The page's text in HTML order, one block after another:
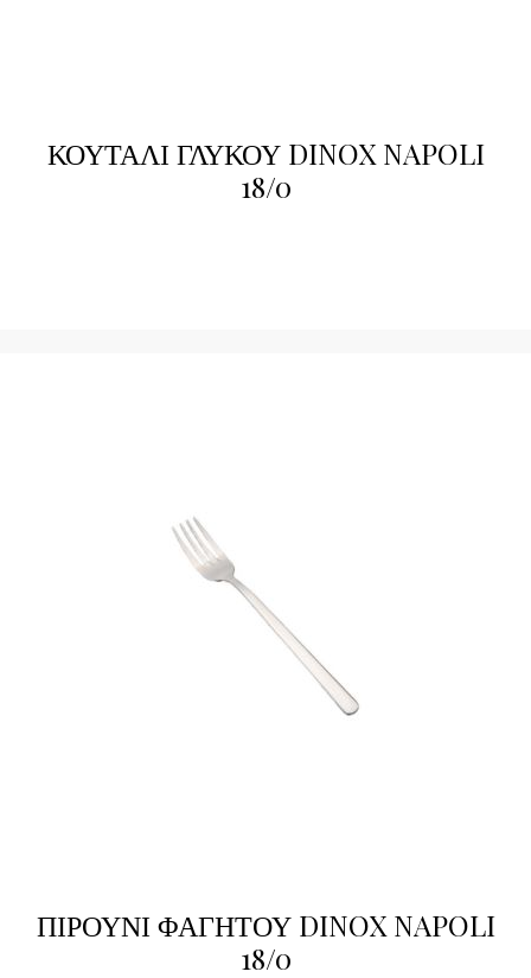
ΚΟΥΤΑΛΙ ΓΛΥΚΟΥ DINOX NAPOLI
18/0
ΠΙΡΟΥΝΙ ΦΑΓΗΤΟΥ DINOX NAPOLI
18/0